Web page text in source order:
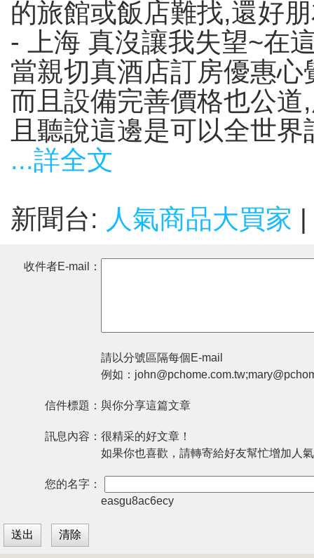
的旅館或飯店難找,還好
- 上海 真沒讓我失望~在
當親切真酒店訂房優惠
而且設備完善價格也公
且聽說這邊是可以全世界
...詳全文
新聞台: 人氣商品大買家
收件者E-mail：
請以分號區隔每個E-mail
例如：
信件標題： 與你分享這篇文章
訊息內容： 很精采的好文章！
如果你也喜歡，請轉寄給好友幫忙增加人
您的名字：
easgu8ac6ecy